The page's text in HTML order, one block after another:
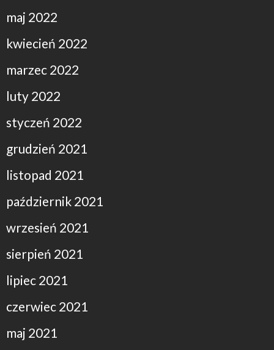
maj 2022
kwiecień 2022
marzec 2022
luty 2022
styczeń 2022
grudzień 2021
listopad 2021
październik 2021
wrzesień 2021
sierpień 2021
lipiec 2021
czerwiec 2021
maj 2021